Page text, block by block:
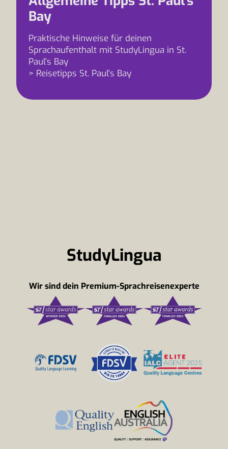
Bay
Praktische Hinweise für deinen
Sprachaufenthalt mit StudyLingua in St.
Paul's Bay
> Reisetipps St. Paul's Bay
StudyLingua
Wir sind dein Premium-Sprachreisenexperte